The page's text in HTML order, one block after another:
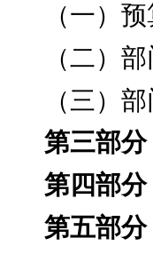
（一）
（二）
（三）
第三部分
第四部分
第五部分